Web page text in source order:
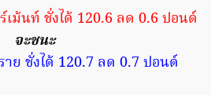
ม้นท์ ชั่งได้ 120.6 ลด 0.6 ปอนด์
จะชนะ
ย ชั่งได้ 120.7 ลด 0.7 ปอนด์